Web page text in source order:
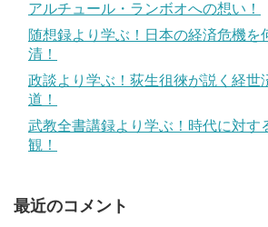
アルチュール・ランボオへの想い！
随想録より学ぶ！日本の経済危機を
清！
政談より学ぶ！荻生徂徠が説く経世
道！
武教全書講録より学ぶ！時代に対す
観！
最近のコメント